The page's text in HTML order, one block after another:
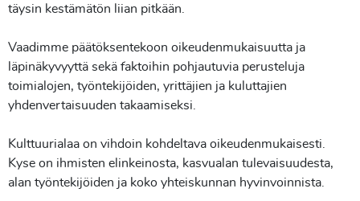
täysin kestämätön liian pitkään.
Vaadimme päätöksentekoon oikeudenmukaisuutta ja
läpinäkyvyyttä sekä faktoihin pohjautuvia perusteluja
toimialojen, työntekijöiden, yrittäjien ja kuluttajien
yhdenvertaisuuden takaamiseksi.
Kulttuurialaa on vihdoin kohdeltava oikeudenmukaisesti.
Kyse on ihmisten elinkeinosta, kasvualan tulevaisuudesta,
alan työntekijöiden ja koko yhteiskunnan hyvinvoinnista.